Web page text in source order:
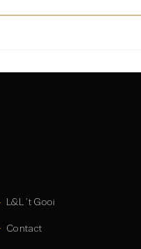
L&L ’t Gooi
Contact